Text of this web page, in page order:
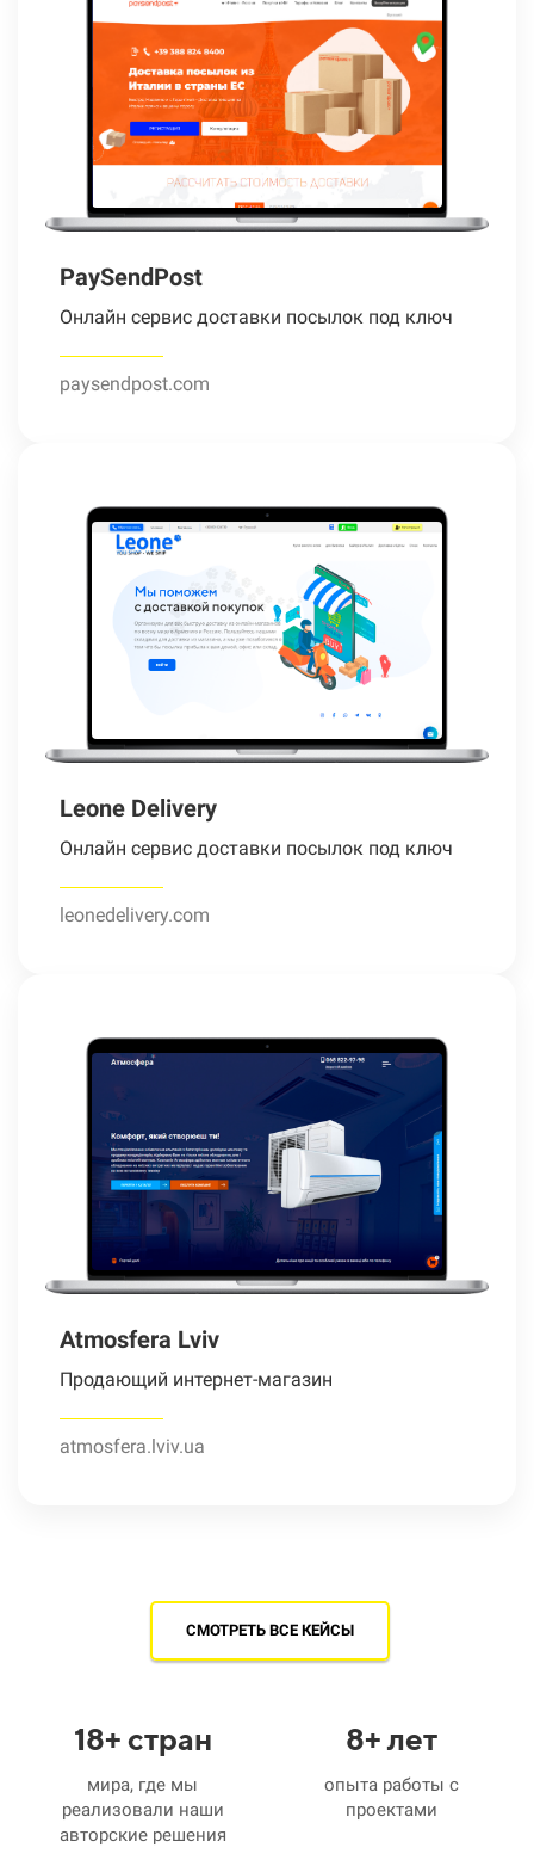
PaySendPost
Онлайн сервис доставки посылок под ключ
paysendpost.com
Leone Delivery
Онлайн сервис доставки посылок под ключ
leonedelivery.com
Atmosfera Lviv
Продающий интернет-магазин
atmosfera.lviv.ua
СМОТРЕТЬ ВСЕ КЕЙСЫ
18+ стран
мира, где мы
реализовали наши
авторские решения
8+ лет
опыта работы с
проектами